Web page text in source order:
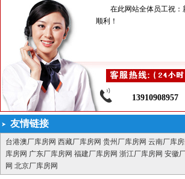
在此网站全体员工祝：
顺利！
友情链接
台港澳厂库房网 西藏厂库房网 贵州厂库房网 云南厂库房
库房网 广东厂库房网 福建厂库房网 浙江厂库房网 安徽
网 北京厂库房网